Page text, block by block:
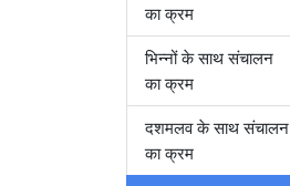
का क्रम
भिन्नों के साथ संचालन
का क्रम
दशमलव के साथ संचालन
का क्रम